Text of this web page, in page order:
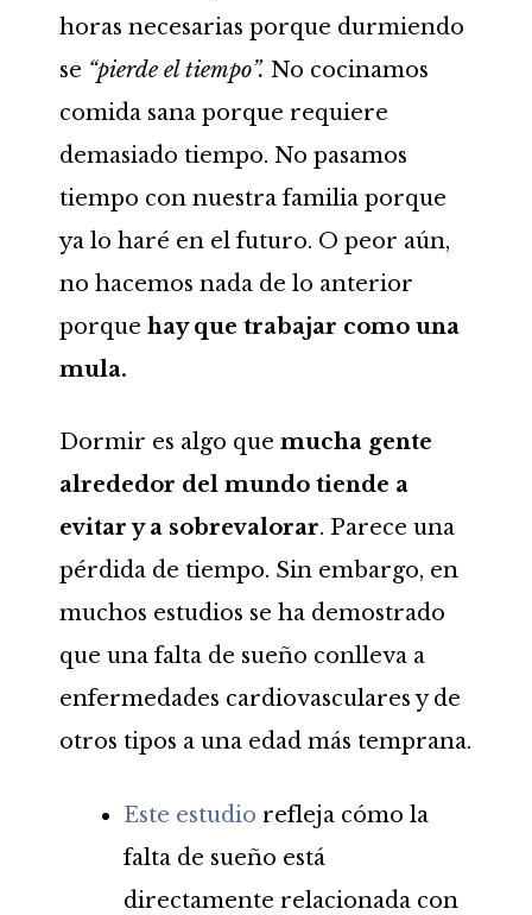
horas necesarias porque durmiendo
se “pierde el tiempo”. No cocinamos
comida sana porque requiere
demasiado tiempo. No pasamos
tiempo con nuestra familia porque
ya lo haré en el futuro. O peor aún,
no hacemos nada de lo anterior
porque hay que trabajar como una
mula.
Dormir es algo que mucha gente
alrededor del mundo tiende a
evitar y a sobrevalorar. Parece una
pérdida de tiempo. Sin embargo, en
muchos estudios se ha demostrado
que una falta de sueño conlleva a
enfermedades cardiovasculares y de
otros tipos a una edad más temprana.
Este estudio refleja cómo la
falta de sueño está
directamente relacionada con